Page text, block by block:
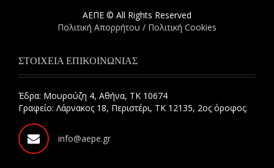
ΑΕΠΕ © All Rights Reserved
Πολιτική Απορρήτου / Πολιτική Cookies
ΣΤΟΙΧΕΙΑ ΕΠΙΚΟΙΝΩΝΙΑΣ
Έδρα: Μουρούζη 4, Αθήνα, ΤΚ 10674
Γραφείο: Λάρνακος 18, Περιστέρι, ΤΚ 12135, 2ος όροφος.
info@aepe.gr